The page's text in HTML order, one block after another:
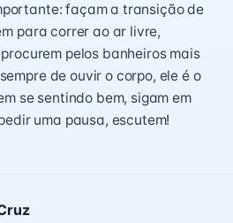
façam a transição de
para correr ao ar livre,
pelos banheiros mais
de ouvir o corpo, ele é o
se sentindo bem, sigam em
uma pausa, escutem!